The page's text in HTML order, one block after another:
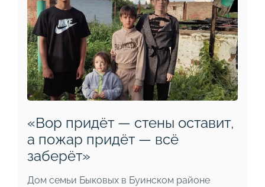
«Вор придёт — стены оставит,
а пожар придёт — всё
заберёт»
Дом семьи Быковых в Буинском районе